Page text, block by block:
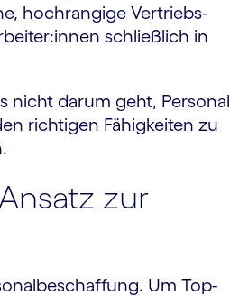
hochrangige Vertriebs­
schließlich in
nicht darum geht, Personal
richtigen Fähigkeiten zu
zur
Um Top-